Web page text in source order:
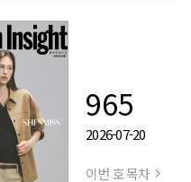
965
2026-07-20
이번 호 목차